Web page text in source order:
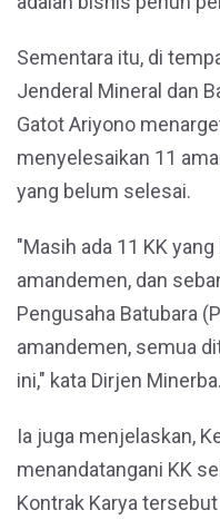
Sementara itu, di
Jenderal Mineral dan
Gatot Ariyono
menyelesaikan 11
yang belum selesai.
"Masih ada 11 KK
amandemen, dan
Pengusaha Batubara
amandemen, semua
ini," kata Dirjen Minerba.
Ia juga menjelaskan,
menandatangani KK
Kontrak Karya